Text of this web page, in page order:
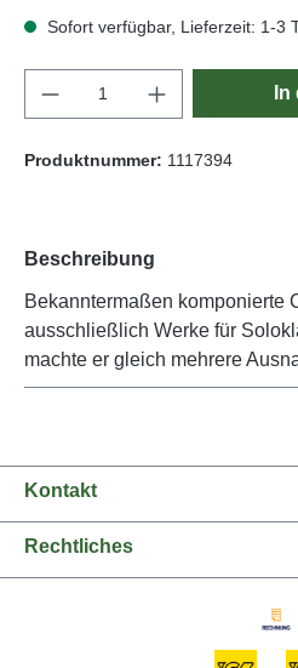
Sofort verfügbar, Lieferzeit: 1-3
Produkt Anzahl: Gib
Produktnummer: 1117394
Beschreibung
Bekanntermaßen komponierte
ausschließlich Werke für
machte er gleich mehrere
Kontakt
Rechtliches